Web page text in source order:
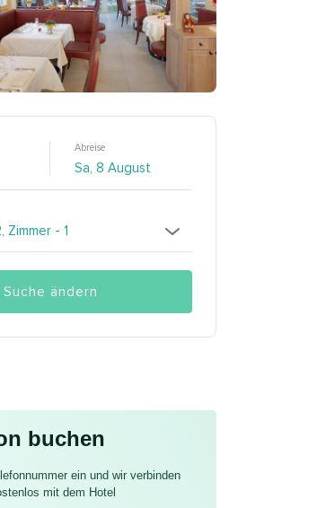
Abreise
Suche ändern
buchen
ein und wir verbinden
mit dem Hotel